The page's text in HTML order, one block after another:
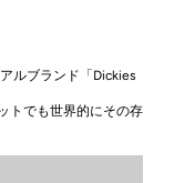
ルブランド「Dickies
トでも世界的にその存